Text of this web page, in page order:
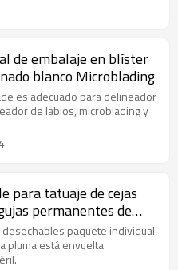
de embalaje en blíster
blanco Microblading
es adecuado para delineador
de labios, microblading y
para tatuaje de cejas
permanentes de
maquillajepaquete individual,
pluma está envuelta